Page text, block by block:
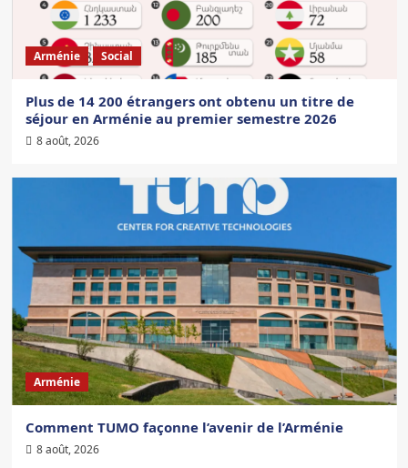
Arménie Social
Plus de 14 200 étrangers ont obtenu un titre de
séjour en Arménie au premier semestre 2026
8 août, 2026
Arménie
Comment TUMO façonne l’avenir de l’Arménie
8 août, 2026